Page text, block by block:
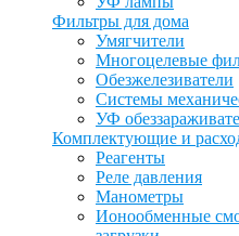
Фильтры для дома
Умягчители
Многоцелевые
Обезжелезиватели
Системы
УФ
Комплектующие и
Реагенты
Реле давления
Манометры
Ионообменные